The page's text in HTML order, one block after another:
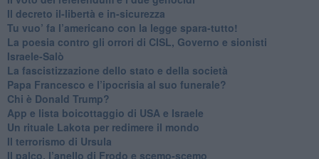
Il decreto il-libertà e in-sicurezza
Tu vuo’ fa l’americano con la legge spara-tutto!
La poesia contro gli orrori di CISL, Governo e sionisti
Israele-Salò
​La fascistizzazione dello stato e della società
Papa Francesco e l’ipocrisia al suo funerale?
​Chi è Donald Trump?
App e lista boicottaggio di USA e Israele
​Un rituale Lakota per redimere il mondo
Il terrorismo di Ursula
​Il palco, l’anello di Frodo e scemo-scemo